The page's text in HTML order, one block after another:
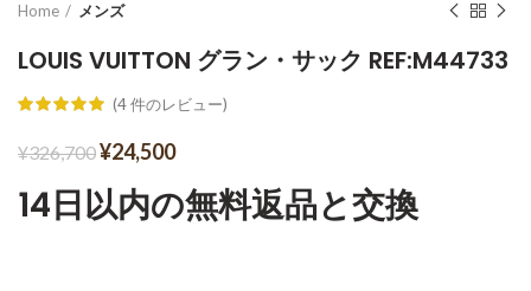
Home メンズ
LOUIS VUITTON グラン・サック REF:M44733
(4件のレビュー)
¥326,700¥24,500
14日以内の無料返品と交換